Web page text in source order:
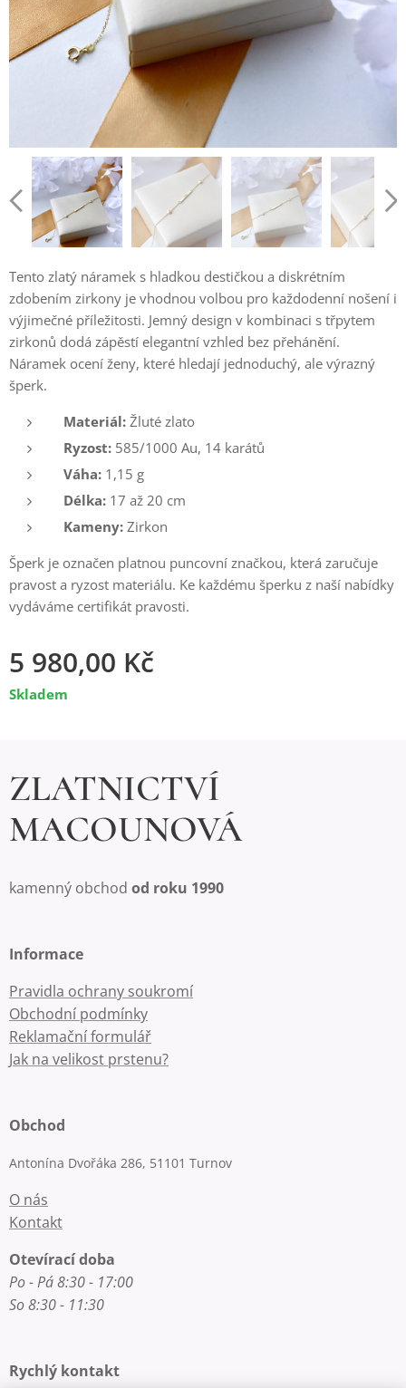
Tento zlatý náramek s hladkou destičkou a diskrétním
zdobením zirkony je vhodnou volbou pro každodenní nošení i
výjimečné příležitosti. Jemný design v kombinaci s třpytem
zirkonů dodá zápěstí elegantní vzhled bez přehánění.
Náramek ocení ženy, které hledají jednoduchý, ale výrazný
šperk.
Materiál: Žluté zlato
Ryzost: 585/1000 Au, 14 karátů
Váha: 1,15 g
Délka: 17 až 20 cm
Kameny: Zirkon
Šperk je označen platnou puncovní značkou, která zaručuje
pravost a ryzost materiálu. Ke každému šperku z naší nabídky
vydáváme certifikát pravosti.
5 980,00 Kč
Skladem
ZLATNICTVÍ
MACOUNOVÁ
kamenný obchod od roku 1990
Informace
Pravidla ochrany soukromí
Obchodní podmínky
Reklamační formulář
Jak na velikost prstenu?
Obchod
Antonína Dvořáka 286, 51101 Turnov
O nás
Kontakt
Otevírací doba
Po - Pá 8:30 - 17:00
So 8:30 - 11:30
Rychlý kontakt